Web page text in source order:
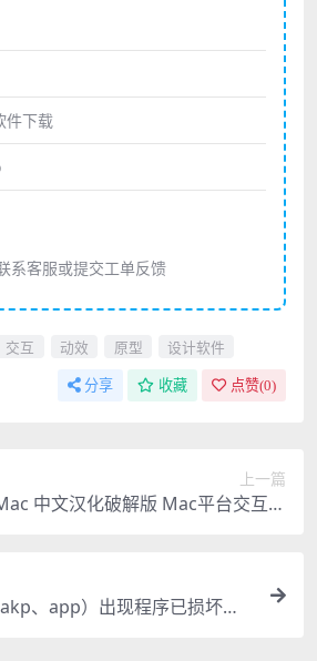
件下载
系客服或提交工单反馈
交互 动效 原型 设计软件
分享 收藏 点赞(0)
上一篇
中文汉化破解版 Mac平台交互动
、app）出现程序已损坏提